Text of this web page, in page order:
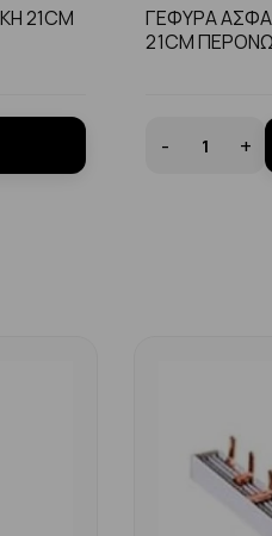
21CM
ΓΕΦΥΡΑ
21CM
- +